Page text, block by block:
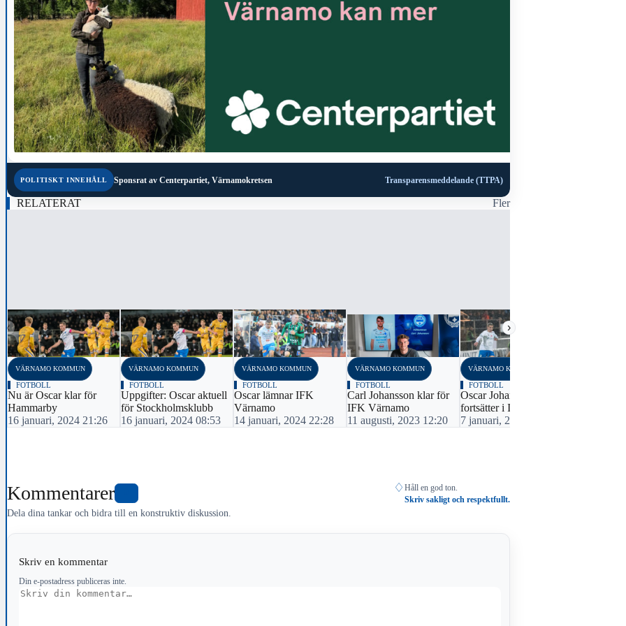
POLITISKT INNEHÅLL Sponsrat av Centerpartiet, Värnamokretsen Transparensmeddelande (TTPA)
RELATERAT Fler
‹ ›
VÄRNAMO KOMMUN
FOTBOLL
Nu är Oscar klar för
Hammarby
16 januari, 2024 21:26
VÄRNAMO KOMMUN
FOTBOLL
Uppgifter: Oscar aktuell
för Stockholmsklubb
16 januari, 2024 08:53
VÄRNAMO KOMMUN
FOTBOLL
Oscar lämnar IFK
Värnamo
14 januari, 2024 22:28
VÄRNAMO KOMMUN
FOTBOLL
Carl Johansson klar för
IFK Värnamo
11 augusti, 2023 12:20
VÄRNAMO KOMMUN
FOTBOLL
Oscar Johansson
fortsätter i IFK
7 januari, 2022 16:49
Kommentarer
Dela dina tankar och bidra till en konstruktiv diskussion.
♢ Håll en god ton.
Skriv sakligt och respektfullt.
Skriv en kommentar
Din e-postadress publiceras inte.
Kommentar